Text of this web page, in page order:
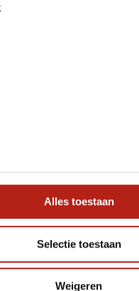
Alles toestaan
Selectie toestaan
Weigeren
in de volgende varianten:
de Chat voor een snel
Groot aantal
om een offerte aan te